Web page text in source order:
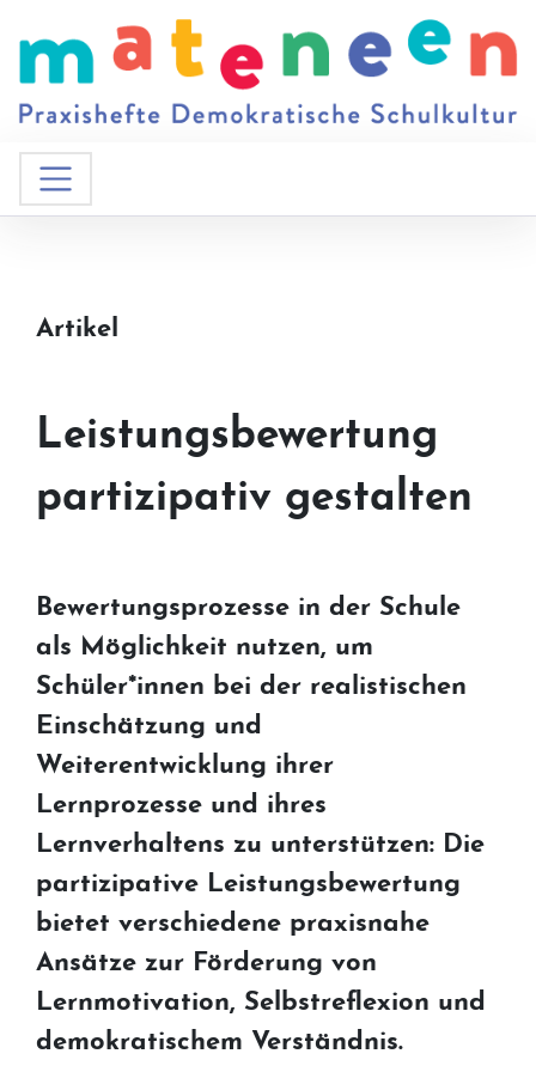
Artikel
Leistungsbewertung
partizipativ gestalten
Bewertungsprozesse in der Schule
als Möglichkeit nutzen, um
Schüler*innen bei der realistischen
Einschätzung und
Weiterentwicklung ihrer
Lernprozesse und ihres
Lernverhaltens zu unterstützen: Die
partizipative Leistungsbewertung
bietet verschiedene praxisnahe
Ansätze zur Förderung von
Lernmotivation, Selbstreflexion und
demokratischem Verständnis.